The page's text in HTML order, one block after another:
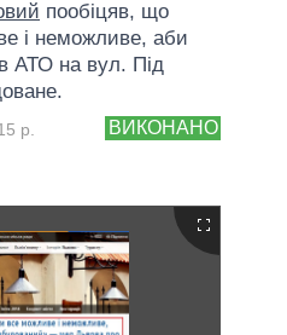
пообіцяв, що
і неможливе, аби
АТО на вул. Під
ВИКОНАНО
р.